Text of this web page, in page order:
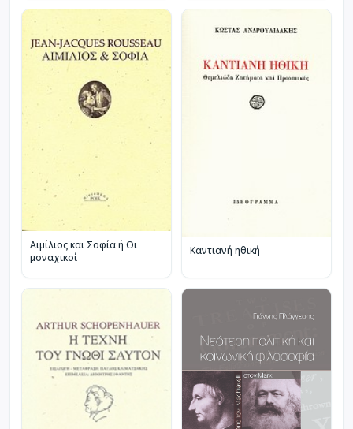
Αιμίλιος και Σοφία ή Οι
μοναχικοί
Καντιανή ηθική